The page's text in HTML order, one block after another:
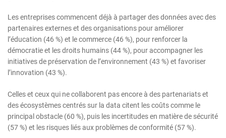
Les entreprises commencent déjà à partager des données avec des
partenaires externes et des organisations pour améliorer
l’éducation (46 %) et le commerce (46 %), pour renforcer la
démocratie et les droits humains (44 %), pour accompagner les
initiatives de préservation de l’environnement (43 %) et favoriser
l’innovation (43 %).
Celles et ceux qui ne collaborent pas encore à des partenariats et
des écosystèmes centrés sur la data citent les coûts comme le
principal obstacle (60 %), puis les incertitudes en matière de sécurité
(57 %) et les risques liés aux problèmes de conformité (57 %).